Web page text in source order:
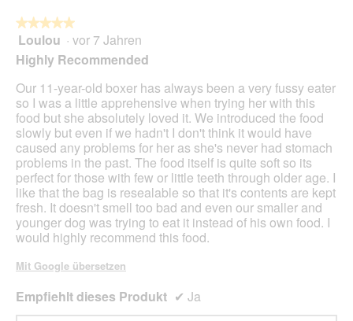
★★★★★
★★★★★
5
Sternen.
Loulou · vor 7 Jahren
Highly Recommended
Our 11-year-old boxer has always been a very fussy eater
so I was a little apprehensive when trying her with this
food but she absolutely loved it. We introduced the food
slowly but even if we hadn't I don't think it would have
caused any problems for her as she's never had stomach
problems in the past. The food itself is quite soft so its
perfect for those with few or little teeth through older age. I
like that the bag is resealable so that it's contents are kept
fresh. It doesn't smell too bad and even our smaller and
younger dog was trying to eat it instead of his own food. I
would highly recommend this food.
Mit Google übersetzen
Empfiehlt dieses Produkt ✔ Ja